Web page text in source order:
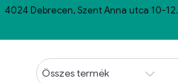
4024 Debrecen, Szent Anna utca 10-12.